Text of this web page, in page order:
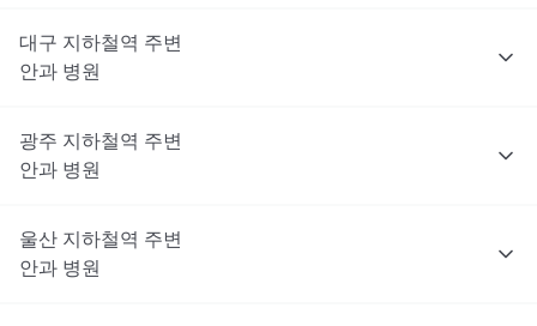
대구 지하철역 주변
안과 병원
광주 지하철역 주변
안과 병원
울산 지하철역 주변
안과 병원